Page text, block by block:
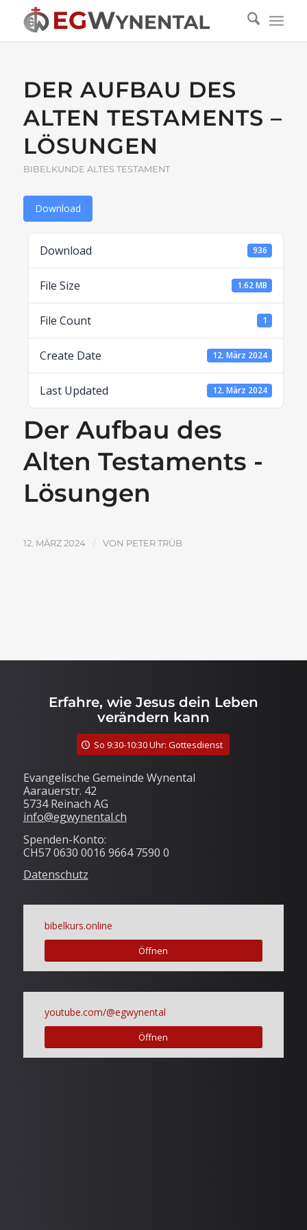
DER AUFBAU DES
ALTEN TESTAMENTS –
LÖSUNGEN
BIBELKUNDE ALTES TESTAMENT
Download
Download 936
File Size 1.62 MB
File Count 1
Create Date 12. März 2024
Last Updated 12. März 2024
Der Aufbau des
Alten Testaments -
Lösungen
12. MÄRZ 2024 / VON PETER TRÜB
Erfahre, wie Jesus dein Leben
verändern kann
So 9:30-10:30 Uhr: Gottesdienst
Evangelische Gemeinde Wynental
Aarauerstr. 42
5734 Reinach AG
info@egwynental.ch
Spenden-Konto:
CH57 0630 0016 9664 7590 0
Datenschutz
bibelkurs.online
Öffnen
youtube.com/@egwynental
Öffnen